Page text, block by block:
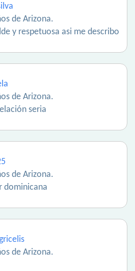
de Arizona.
y respetuosa asi me describo
de Arizona.
seria
de Arizona.
dominicana
de Arizona.